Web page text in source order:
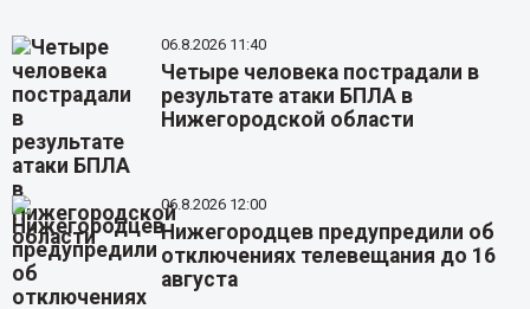
06.8.2026 11:40
Четыре человека пострадали в
результате атаки БПЛА в
Нижегородской области
06.8.2026 12:00
Нижегородцев предупредили об
отключениях телевещания до 16
августа